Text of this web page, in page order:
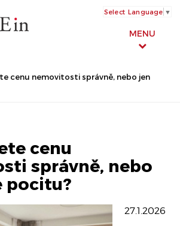
MENU
Select Language ▼
cenu nemovitosti správně, nebo jen
cenu
správně, nebo
pocitu?
27.1.2026